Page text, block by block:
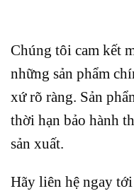
Chúng tôi cam kết
những sản phẩm
xứ rõ ràng. Sản
thời hạn bảo hành
sản xuất.
Hãy liên hệ ngay tới